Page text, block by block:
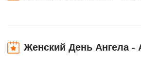
Женский День Ангела -